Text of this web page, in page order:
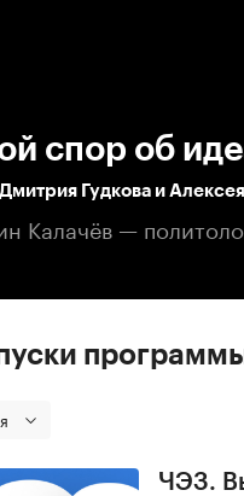
спор об
Гудкова и
Калачёв —
ЧЭЗ.